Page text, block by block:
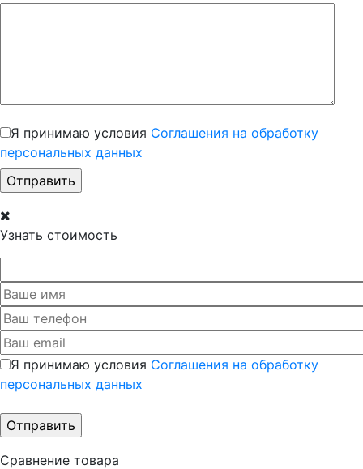
Я принимаю условия Соглашения на обработку
персональных данных
Узнать стоимость
Я принимаю условия Соглашения на обработку
персональных данных
Сравнение товара